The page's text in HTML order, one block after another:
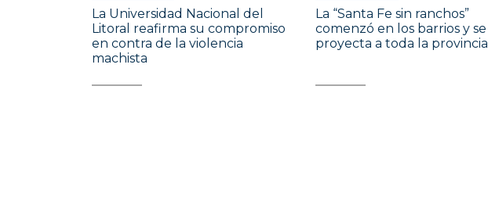
La Universidad Nacional del
Litoral reafirma su compromiso
en contra de la violencia
machista
La “Santa Fe sin ranchos”
comenzó en los barrios y se
proyecta a toda la provincia